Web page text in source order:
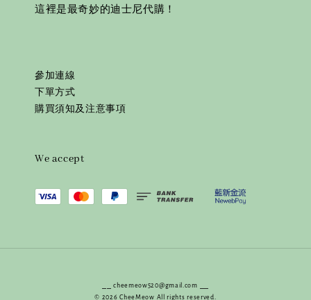
這裡是最奇妙的迪士尼代購！
參加連線
下單方式
購買須知及注意事項
We accept
⎯⎯ cheemeow520@gmail.com ⎯⎯
© 2026 CheeMeow All rights reserved.